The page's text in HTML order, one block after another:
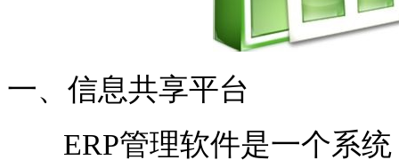
一、信息共享平台
ERP管理软件是一个系统